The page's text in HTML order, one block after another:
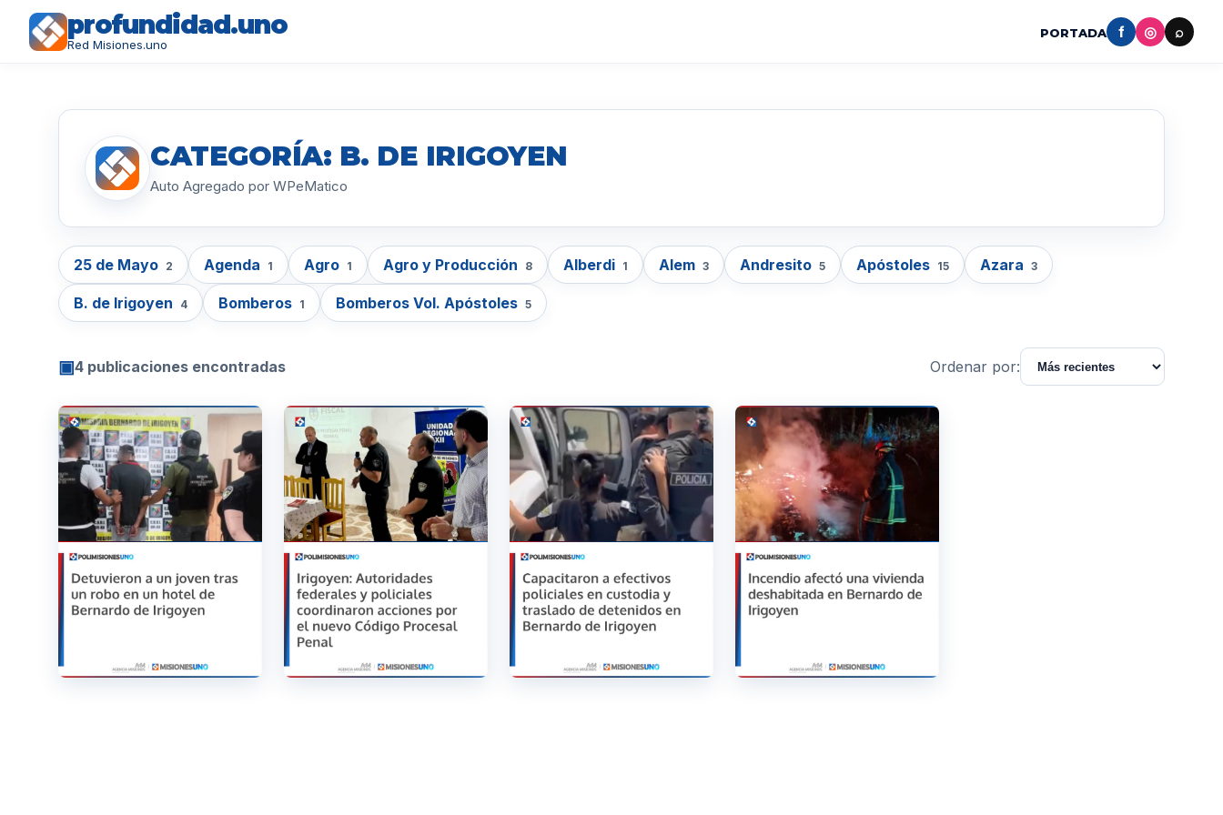
profundidad.uno
Red Misiones.uno
PORTADA f ◎ ⌕
CATEGORÍA: B. DE IRIGOYEN
Auto Agregado por WPeMatico
25 de Mayo 2 Agenda 1 Agro 1 Agro y Producción 8 Alberdi 1 Alem 3 Andresito 5 Apóstoles 15 Azara 3
B. de Irigoyen 4 Bomberos 1 Bomberos Vol. Apóstoles 5
▣4 publicaciones encontradas Ordenar por: